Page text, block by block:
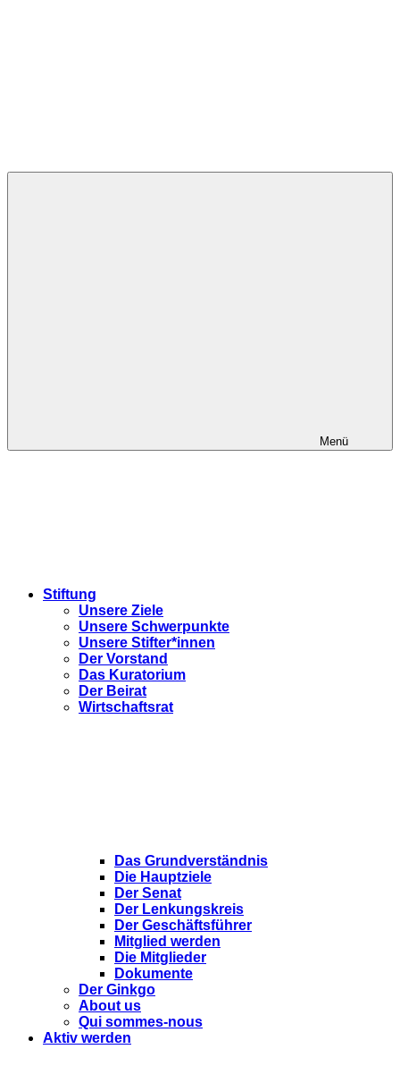
Menü
Stiftung
Unsere Ziele
Unsere Schwerpunkte
Unsere Stifter*innen
Der Vorstand
Das Kuratorium
Der Beirat
Wirtschaftsrat
Das Grundverständnis
Die Hauptziele
Der Senat
Der Lenkungskreis
Der Geschäftsführer
Mitglied werden
Die Mitglieder
Dokumente
Der Ginkgo
About us
Qui sommes-nous
Aktiv werden